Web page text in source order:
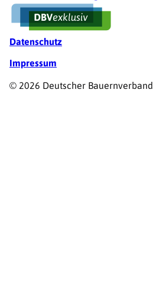
Fußzeile
Datenschutz
Impressum
© 2026 Deutscher Bauernverband